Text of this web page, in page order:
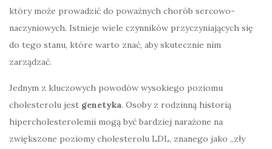
który może prowadzić do poważnych chorób sercowo-
naczyniowych. Istnieje wiele czynników przyczyniających się
do tego stanu, które warto znać, aby skutecznie nim
zarządzać.
Jednym z kluczowych powodów wysokiego poziomu
cholesterolu jest genetyka. Osoby z rodzinną historią
hipercholesterolemii mogą być bardziej narażone na
zwiększone poziomy cholesterolu LDL, znanego jako „zły